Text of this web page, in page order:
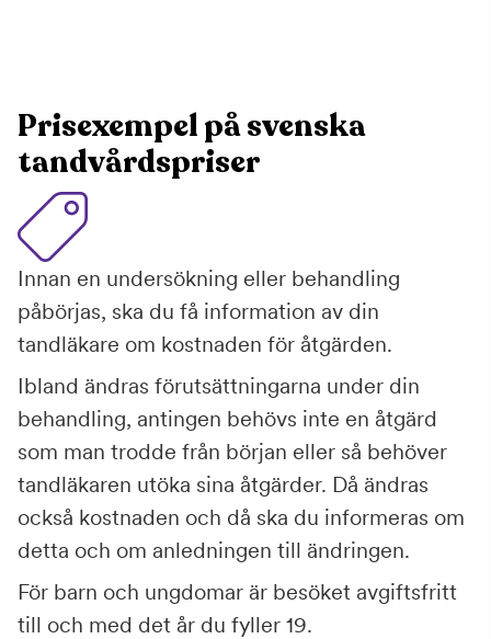
Prisexempel på svenska
tandvårdspriser
Innan en undersökning eller behandling
påbörjas, ska du få information av din
tandläkare om kostnaden för åtgärden.
Ibland ändras förutsättningarna under din
behandling, antingen behövs inte en åtgärd
som man trodde från början eller så behöver
tandläkaren utöka sina åtgärder. Då ändras
också kostnaden och då ska du informeras om
detta och om anledningen till ändringen.
För barn och ungdomar är besöket avgiftsfritt
till och med det år du fyller 19.